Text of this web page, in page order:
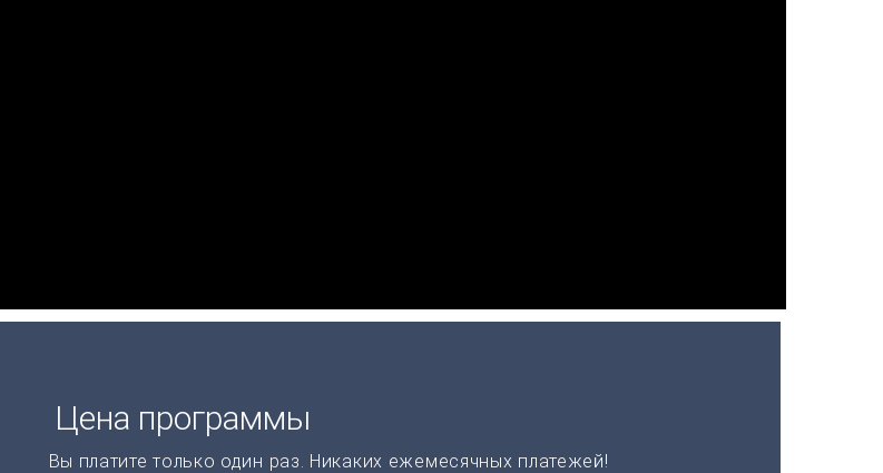
Цена программы
Вы платите только один раз. Никаких ежемесячных платежей!